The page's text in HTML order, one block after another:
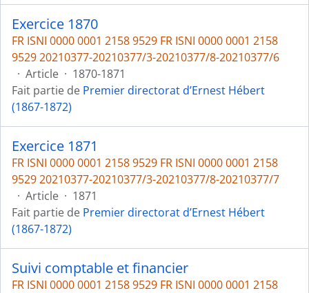
Exercice 1870
FR ISNI 0000 0001 2158 9529 FR ISNI 0000 0001 2158
9529 20210377-20210377/3-20210377/8-20210377/6
· Article · 1870-1871
Fait partie de Premier directorat d’Ernest Hébert
(1867-1872)
Exercice 1871
FR ISNI 0000 0001 2158 9529 FR ISNI 0000 0001 2158
9529 20210377-20210377/3-20210377/8-20210377/7
· Article · 1871
Fait partie de Premier directorat d’Ernest Hébert
(1867-1872)
Suivi comptable et financier
FR ISNI 0000 0001 2158 9529 FR ISNI 0000 0001 2158